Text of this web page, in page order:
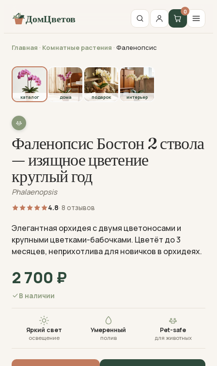
ДомЦветов
0
Главная · Комнатные растения · Фаленопсис
каталог
каталог дома подарок интерьер
Фаленопсис Бостон 2 ствола
— изящное цветение
круглый год
Phalaenopsis
4.8· 8 отзывов
Элегантная орхидея с двумя цветоносами и
крупными цветками-бабочками. Цветёт до 3
месяцев, неприхотлива для новичков в орхидеях.
2 700 ₽
В наличии
Яркий свет
освещение
Умеренный
полив
Pet-safe
для животных